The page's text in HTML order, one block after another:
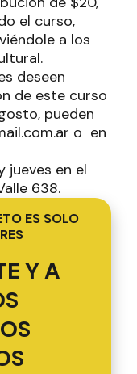
el curso,
a los
deseen
de este curso
pueden
o en
jueves en el
638.
ES SOLO
Y A